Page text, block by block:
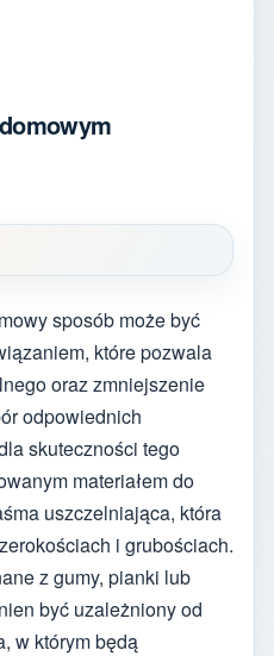
sposób może być
które pozwala
oraz zmniejszenie
odpowiednich
skuteczności tego
materiałem do
uszczelniająca, która
i grubościach.
z gumy, pianki lub
być uzależniony od
w którym będą